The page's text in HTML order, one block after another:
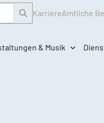
KarriereAmtliche
& Musik